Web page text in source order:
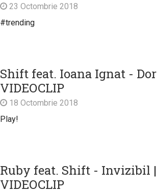
23 Octombrie 2018
#trending
Shift feat. Ioana Ignat -
VIDEOCLIP
18 Octombrie 2018
Play!
Ruby feat. Shift - Invizibil |
VIDEOCLIP